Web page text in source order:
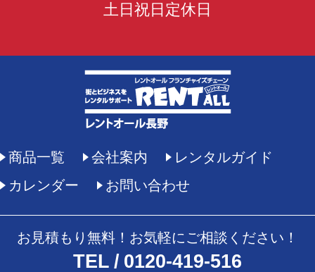
土日祝日定休日
商品一覧 会社案内
レンタルガイド
カレンダー
お問い合わせ
お見積もり無料！お気軽にご相談ください！
TEL 0120-419-516